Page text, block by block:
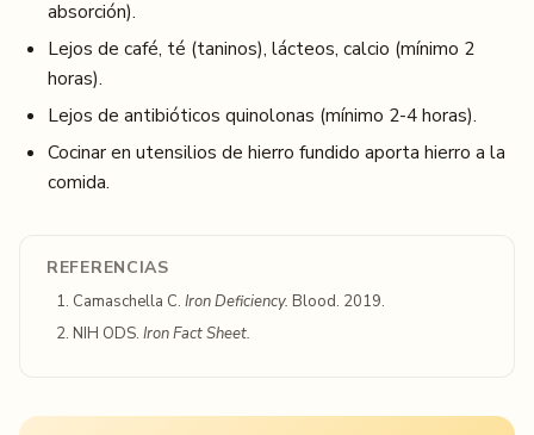
absorción).
Lejos de café, té (taninos), lácteos, calcio (mínimo 2
horas).
Lejos de antibióticos quinolonas (mínimo 2-4 horas).
Cocinar en utensilios de hierro fundido aporta hierro a la
comida.
REFERENCIAS
Camaschella C. Iron Deficiency. Blood. 2019.
NIH ODS. Iron Fact Sheet.